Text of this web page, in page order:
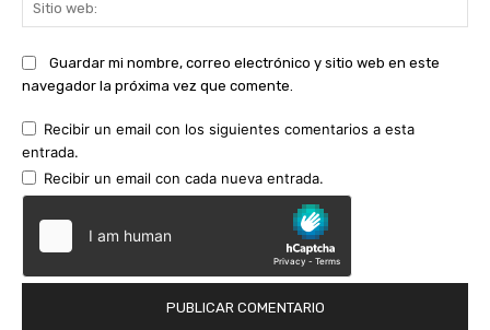
Guardar mi nombre, correo electrónico y sitio web en este
navegador la próxima vez que comente.
Recibir un email con los siguientes comentarios a esta
entrada.
Recibir un email con cada nueva entrada.